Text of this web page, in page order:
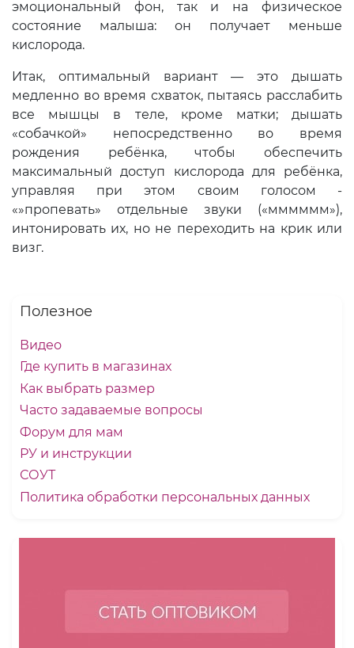
эмоциональный фон, так и на физическое
состояние малыша: он получает меньше
кислорода.
Итак, оптимальный вариант — это дышать
медленно во время схваток, пытаясь расслабить
все мышцы в теле, кроме матки; дышать
«собачкой» непосредственно во время
рождения ребёнка, чтобы обеспечить
максимальный доступ кислорода для ребёнка,
управляя при этом своим голосом -
«»пропевать» отдельные звуки («мммммм»),
интонировать их, но не переходить на крик или
визг.
Полезное
Видео
Где купить в магазинах
Как выбрать размер
Часто задаваемые вопросы
Форум для мам
РУ и инструкции
СОУТ
Политика обработки персональных данных